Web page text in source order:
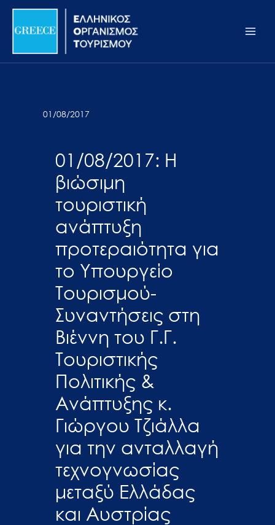
Σημείωση:
ιστότοπος
προσβασιμότητας.
Μετάβαση
περιεχόμενο
01/08/2017
01/08/2017: Η
βιώσιμη
τουριστική
ανάπτυξη
προτεραιότητα για
το Υπουργείο
Τουρισμού-
Συναντήσεις στη
Βιέννη του Γ.Γ.
Τουριστικής
Πολιτικής &
Ανάπτυξης κ.
Γιώργου Τζιάλλα
για την ανταλλαγή
τεχνογνωσίας
μεταξύ Ελλάδας
και Αυστρίας